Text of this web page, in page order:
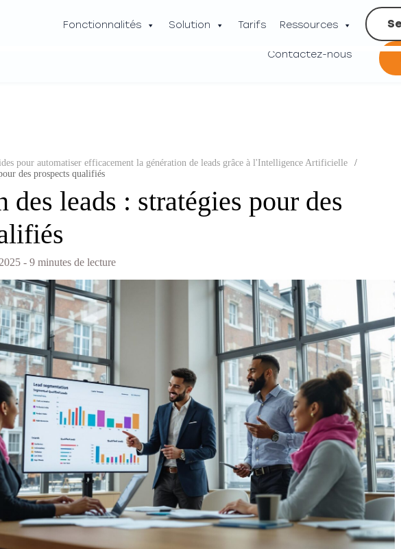
Fonctionnalités Solution Tarifs Ressources
Contactez-nous
pour automatiser efficacement la génération de leads grâce à l'Intelligence Artificielle
/
des prospects qualifiés
des leads : stratégies pour des
- 9 minutes de lecture